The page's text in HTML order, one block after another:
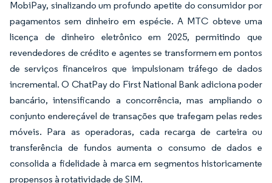
MobiPay, sinalizando um profundo apetite do consumidor por
pagamentos sem dinheiro em espécie. A MTC obteve uma
licença de dinheiro eletrônico em 2025, permitindo que
revendedores de crédito e agentes se transformem em pontos
de serviços financeiros que impulsionam tráfego de dados
incremental. O ChatPay do First National Bank adiciona poder
bancário, intensificando a concorrência, mas ampliando o
conjunto endereçável de transações que trafegam pelas redes
móveis. Para as operadoras, cada recarga de carteira ou
transferência de fundos aumenta o consumo de dados e
consolida a fidelidade à marca em segmentos historicamente
propensos à rotatividade de SIM.